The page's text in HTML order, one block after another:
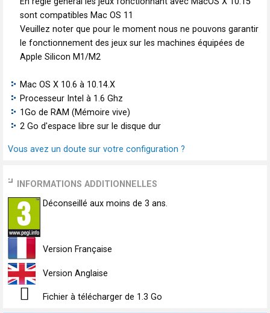
sont compatibles Mac OS 11
Veuillez noter que pour le moment nous ne pouvons garantir
le fonctionnement des jeux sur les machines équipées de
Apple Silicon M1/M2
Mac OS X 10.6 à 10.14.X
Processeur Intel à 1.6 Ghz
1Go de RAM (Mémoire vive)
2 Go d'espace libre sur le disque dur
Vous avez un doute sur votre configuration ?
INFORMATIONS ADDITIONNELLES
Déconseillé aux moins de 3 ans.
Version Française
Version Anglaise
Fichier à télécharger de 1.3 Go